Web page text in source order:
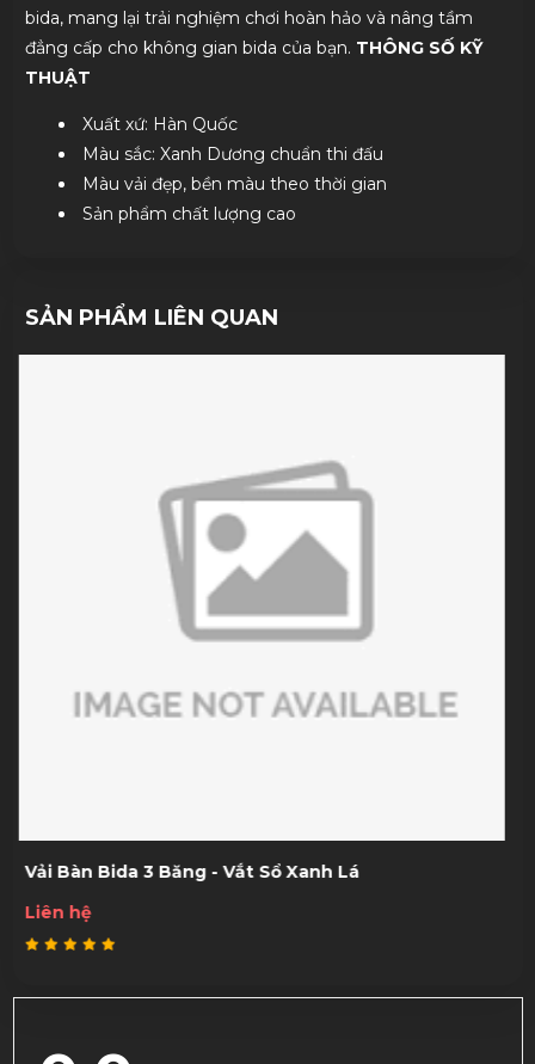
bida, mang lại trải nghiệm chơi hoàn hảo và nâng tầm
đẳng cấp cho không gian bida của bạn. THÔNG SỐ KỸ
THUẬT
Xuất xứ: Hàn Quốc
Màu sắc: Xanh Dương chuẩn thi đấu
Màu vải đẹp, bền màu theo thời gian
Sản phẩm chất lượng cao
SẢN PHẨM LIÊN QUAN
Bạt Phủ Bàn Bida
200,000đ